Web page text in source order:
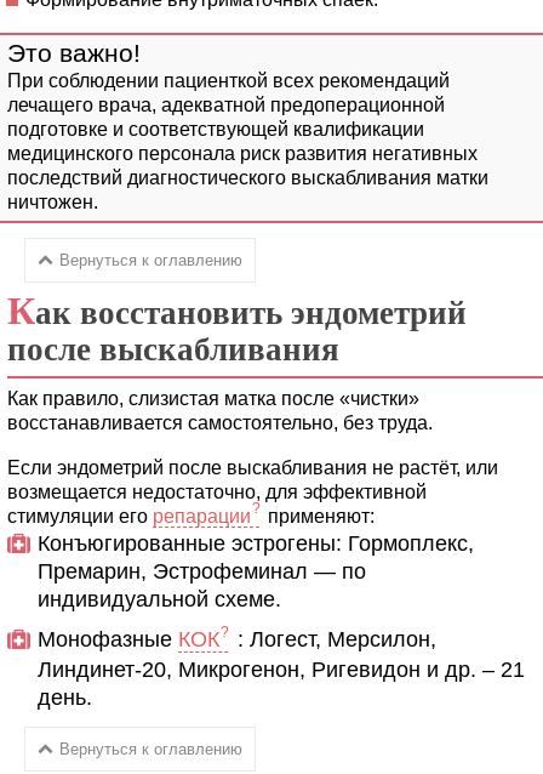
При соблюдении пациенткой всех рекомендаций
лечащего врача, адекватной предоперационной
подготовке и соответствующей квалификации
медицинского персонала риск развития негативных
последствий диагностического выскабливания матки
ничтожен.
Вернуться к оглавлению
Как восстановить эндометрий
после выскабливания
Как правило, слизистая матка после «чистки»
восстанавливается самостоятельно, без труда.
Если эндометрий после выскабливания не растёт, или
возмещается недостаточно, для эффективной
стимуляции его репарации применяют:
Конъюгированные эстрогены: Гормоплекс,
Премарин, Эстрофеминал — по
индивидуальной схеме.
Монофазные КОК
: Логест, Мерсилон,
Линдинет-20, Микрогенон, Ригевидон и др. – 21
день.
Вернуться к оглавлению